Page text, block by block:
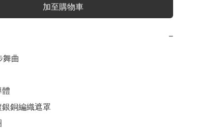
加至購物車
−
舞曲
體
銅編織遮罩